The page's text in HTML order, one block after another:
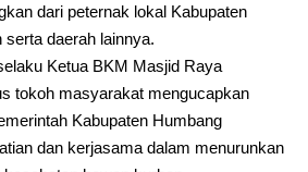
dari peternak lokal Kabupaten
daerah lainnya.
Ketua BKM Masjid Raya
tokoh masyarakat mengucapkan
Kabupaten Humbang
dan kerjasama dalam menurunkan